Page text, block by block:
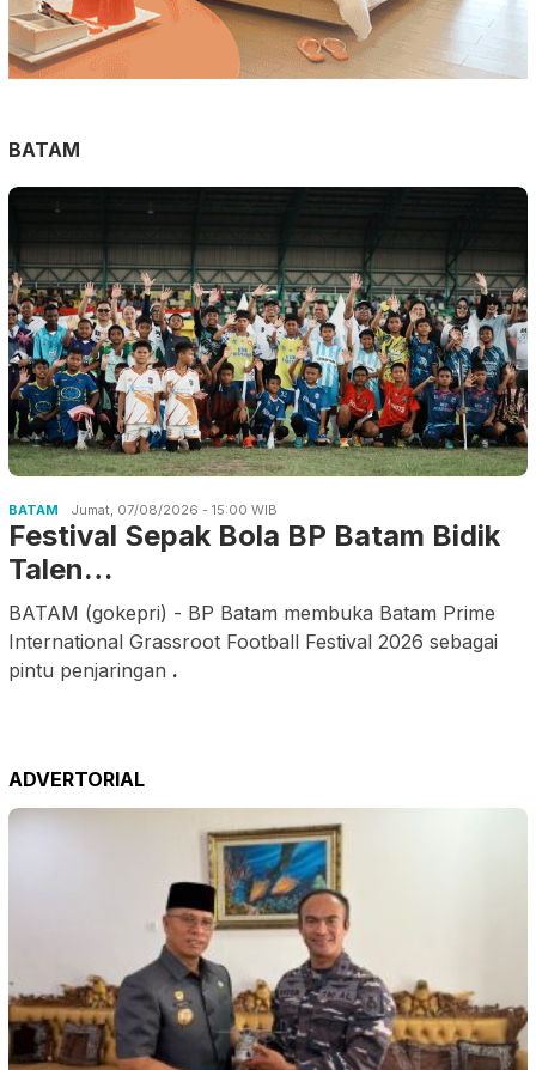
BATAM
BATAM Jumat, 07/08/2026 - 15:00 WIB
Festival Sepak Bola BP Batam Bidik
Talen…
BATAM (gokepri) - BP Batam membuka Batam Prime
International Grassroot Football Festival 2026 sebagai
pintu penjaringan .
ADVERTORIAL